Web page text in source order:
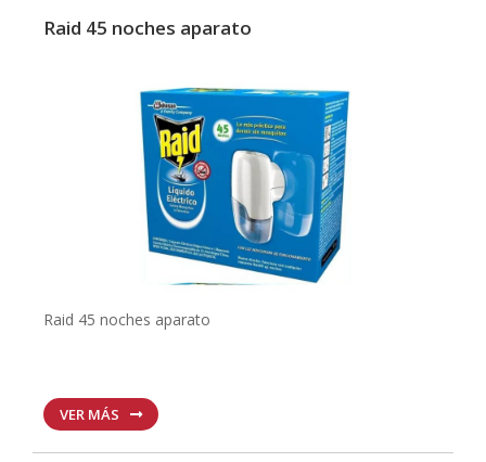
Raid 45 noches aparato
Raid 45 noches aparato
VER MÁS